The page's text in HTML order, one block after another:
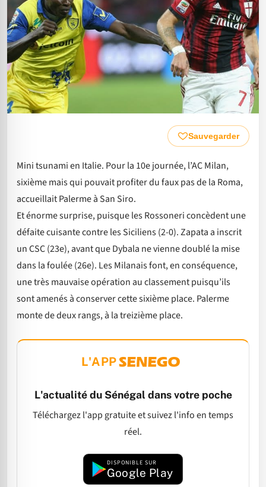
Sauvegarder
Mini tsunami en Italie. Pour la 10e journée, l’AC Milan,
sixième mais qui pouvait profiter du faux pas de la Roma,
accueillait Palerme à San Siro.
Et énorme surprise, puisque les Rossoneri concèdent une
défaite cuisante contre les Siciliens (2-0). Zapata a inscrit
un CSC (23e), avant que Dybala ne vienne doublé la mise
dans la foulée (26e). Les Milanais font, en conséquence,
une très mauvaise opération au classement puisqu’ils
sont amenés à conserver cette sixième place. Palerme
monte de deux rangs, à la treizième place.
L'APP
L'actualité du Sénégal dans votre poche
Téléchargez l'app gratuite et suivez l'info en temps
réel.
DISPONIBLE SUR
Google Play